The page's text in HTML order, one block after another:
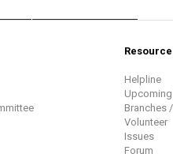
Helpline
Upcoming
Branches
Volunteer
Issues
Forum